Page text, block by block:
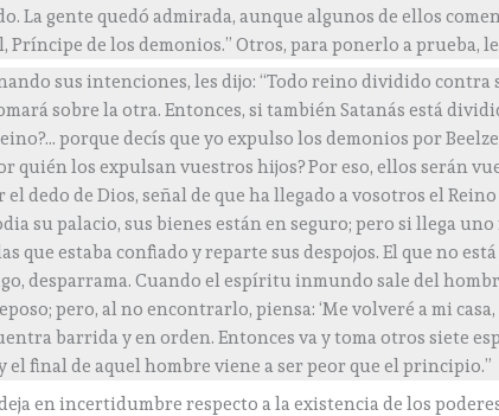
La gente quedó admirada, aunque algunos de ellos
Príncipe de los demonios.” Otros, para ponerlo a prueba,
sus intenciones, les dijo: “Todo reino dividido contra
sobre la otra. Entonces, si también Satanás está
porque decís que yo expulso los demonios por
quién los expulsan vuestros hijos? Por eso, ellos serán
el dedo de Dios, señal de que ha llegado a vosotros el
su palacio, sus bienes están en seguro; pero si llega
que estaba confiado y reparte sus despojos. El que no
desparrama. Cuando el espíritu inmundo sale del
pero, al no encontrarlo, piensa: ‘Me volveré a mi
barrida y en orden. Entonces va y toma otros siete
el final de aquel hombre viene a ser peor que el principio.”
en incertidumbre respecto a la existencia de los